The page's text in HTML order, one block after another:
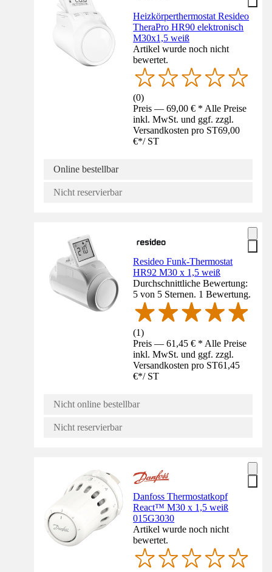
Heizkörperthermostat Resideo
TheraPro HR90 elektronisch
M30x1,5 weiß
Artikel wurde noch nicht
bewertet.
(0)
Preis — 69,00 € * Alle Preise
inkl. MwSt. und ggf. zzgl.
Versandkosten pro ST69,00
€*/ ST
Online bestellbar
Nicht reservierbar
Resideo Funk-Thermostat
HR92 M30 x 1,5 weiß
Durchschnittliche Bewertung:
5 von 5 Sternen. 1 Bewertung.
(1)
Preis — 61,45 € * Alle Preise
inkl. MwSt. und ggf. zzgl.
Versandkosten pro ST61,45
€*/ ST
Nicht online bestellbar
Nicht reservierbar
Danfoss Thermostatkopf
React™ M30 x 1,5 weiß
015G3030
Artikel wurde noch nicht
bewertet.